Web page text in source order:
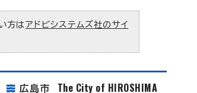
方は アドビシステムズ社のサイ
広島市 The City of HIROSHIMA